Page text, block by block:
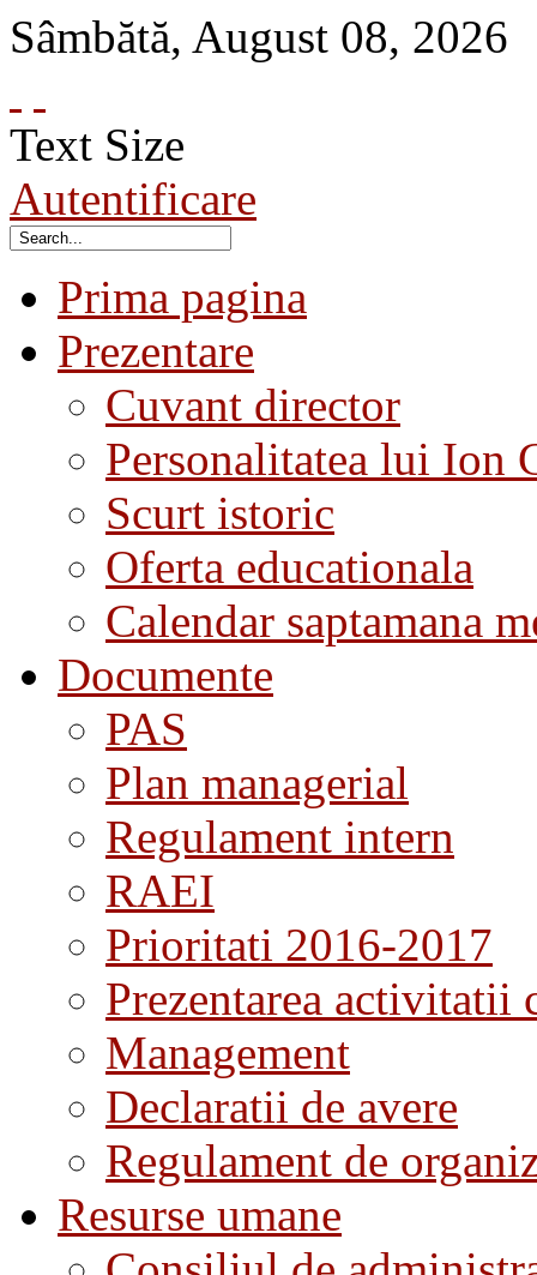
Sâmbătă, August 08, 2026
Text Size
Autentificare
Prima pagina
Prezentare
Cuvant director
Personalitatea lui Ion
Scurt istoric
Oferta educationala
Calendar saptamana
Documente
PAS
Plan managerial
Regulament intern
RAEI
Prioritati 2016-2017
Prezentarea activitatii
Management
Declaratii de avere
Regulament de
Resurse umane